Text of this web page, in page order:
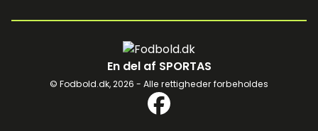
En del af SPORTAS
© Fodbold.dk,2026 - Alle rettigheder forbeholdes